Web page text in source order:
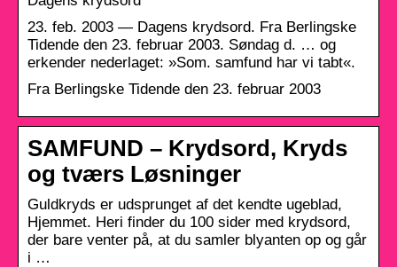
23. feb. 2003 — Dagens krydsord. Fra Berlingske
Tidende den 23. februar 2003. Søndag d. … og
erkender nederlaget: »Som. samfund har vi tabt«.
Fra Berlingske Tidende den 23. februar 2003
SAMFUND – Krydsord, Kryds
og tværs Løsninger
Guldkryds er udsprunget af det kendte ugeblad,
Hjemmet. Heri finder du 100 sider med krydsord,
der bare venter på, at du samler blyanten op og går
i …